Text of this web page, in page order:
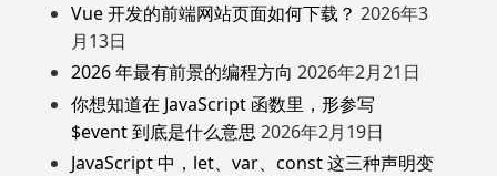
Vue 开发的前端网站页面如何下载？ 2026年3
月13日
2026 年最有前景的编程方向 2026年2月21日
你想知道在 JavaScript 函数里，形参写
$event 到底是什么意思 2026年2月19日
JavaScript 中，let、var、const 这三种声明变